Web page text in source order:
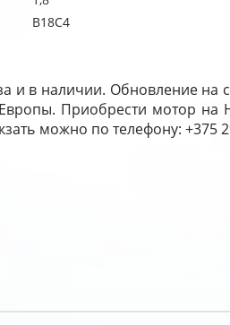
B18C4
и в наличии. Обновление на
Приобрести мотор на
можно по телефону: +375